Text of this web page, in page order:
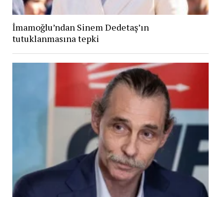
İmamoğlu’ndan Sinem Dedetaş’ın
tutuklanmasına tepki